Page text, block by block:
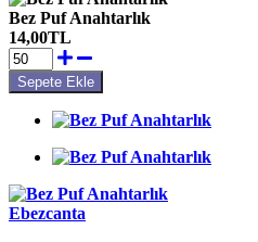
Bez Puf Anahtarlık
14,00TL
Ebezcanta